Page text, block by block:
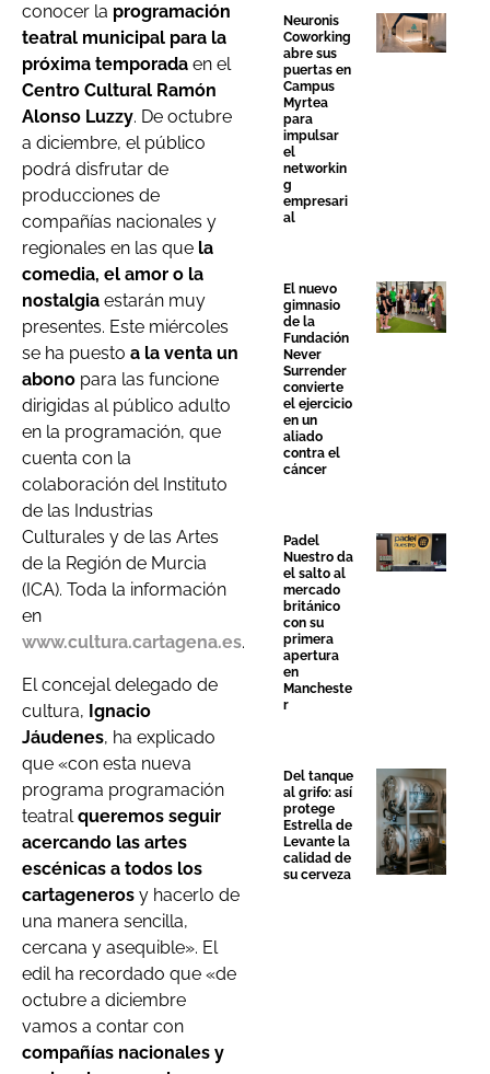
conocer la programación
teatral municipal para la
próxima temporada en el
Centro Cultural Ramón
Alonso Luzzy. De octubre
a diciembre, el público
podrá disfrutar de
producciones de
compañías nacionales y
regionales en las que la
comedia, el amor o la
nostalgia estarán muy
presentes. Este miércoles
se ha puesto a la venta un
abono para las funcione
dirigidas al público adulto
en la programación, que
cuenta con la
colaboración del Instituto
de las Industrias
Culturales y de las Artes
de la Región de Murcia
(ICA). Toda la información
en
www.cultura.cartagena.es.
El concejal delegado de
cultura, Ignacio
Jáudenes, ha explicado
que «con esta nueva
programa programación
teatral queremos seguir
acercando las artes
escénicas a todos los
cartageneros y hacerlo de
una manera sencilla,
cercana y asequible». El
edil ha recordado que «de
octubre a diciembre
vamos a contar con
compañías nacionales y
Neuronis
Coworking
abre sus
puertas en
Campus
Myrtea
para
impulsar
el
networkin
g
empresari
al
El nuevo
gimnasio
de la
Fundación
Never
Surrender
convierte
el ejercicio
en un
aliado
contra el
cáncer
Padel
Nuestro da
el salto al
mercado
británico
con su
primera
apertura
en
Mancheste
r
Del tanque
al grifo: así
protege
Estrella de
Levante la
calidad de
su cerveza